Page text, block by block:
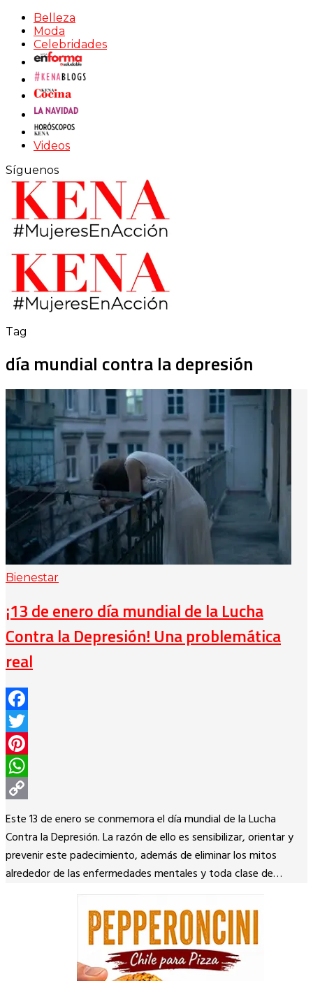
Belleza
Moda
Celebridades
Videos
Síguenos
Tag
día mundial contra la depresión
Bienestar
¡13 de enero día mundial de la Lucha
Contra la Depresión! Una problemática
real
Facebook
Twitter
Pinterest
WhatsApp
Copy
Link
Este 13 de enero se conmemora el día mundial de la Lucha
Contra la Depresión. La razón de ello es sensibilizar, orientar y
prevenir este padecimiento, además de eliminar los mitos
alrededor de las enfermedades mentales y toda clase de…